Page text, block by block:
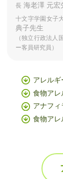
長 海老澤 元宏
十文字学園女子
典子先生
（独立行政法人
ー客員研究員）
アレルギ
食物アレ
アナフィ
食物アレ